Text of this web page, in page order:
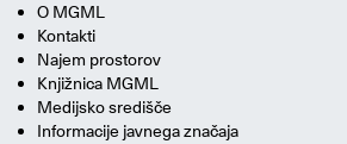
O MGML
Kontakti
Najem prostorov
Knjižnica MGML
Medijsko središče
Informacije javnega značaja